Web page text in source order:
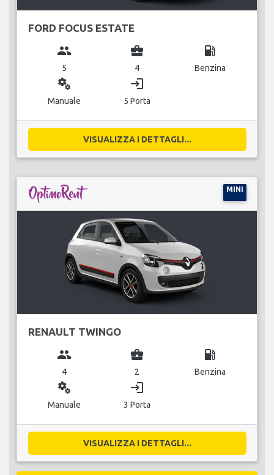
FORD FOCUS ESTATE
group
5
business_center
4
local_gas_station
Benzina
miscellaneous_services
Manuale
login
5 Porta
VISUALIZZA I DETTAGLI...
MINI
RENAULT TWINGO
group
4
business_center
2
local_gas_station
Benzina
miscellaneous_services
Manuale
login
3 Porta
VISUALIZZA I DETTAGLI...